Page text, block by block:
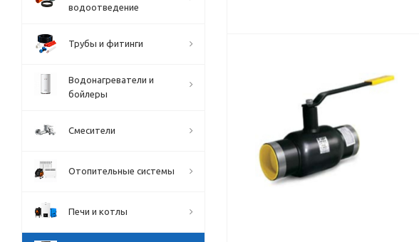
водоотведение
Трубы и фитинги
Водонагреватели и
бойлеры
Смесители
Отопительные системы
Печи и котлы